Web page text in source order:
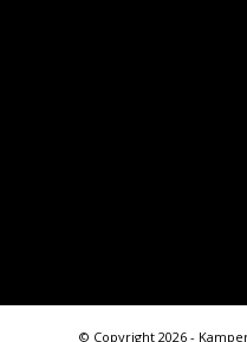
© Copyright 2026 -